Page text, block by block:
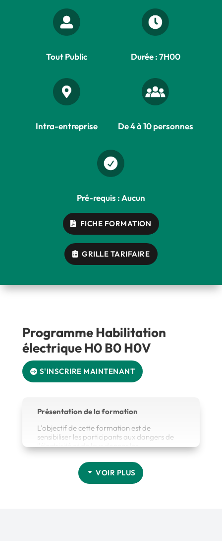
expériences professionnelles des apprenants.
Tout Public Durée : 7H00
Intra-entreprise De 4 à 10 personnes
Pré-requis : Aucun
FICHE FORMATION
GRILLE TARIFAIRE
Programme Habilitation
électrique H0 B0 H0V
S'INSCRIRE MAINTENANT
Présentation de la formation
L’objectif de cette formation est de
sensibiliser les participants aux dangers de
l’électricité et de leur donner les
connaissances et compétences nécessaires
pour pouvoir analyser le risque électrique et
mettre en place les mesures de prévention
VOIR PLUS